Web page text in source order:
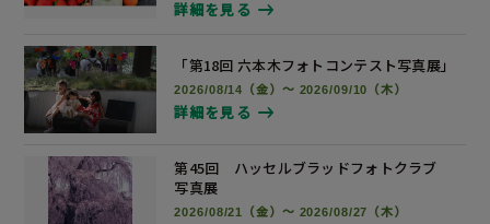
詳細を見る
「第18回 六本木フォトコンテスト写真展」
2026/08/14（金）～ 2026/09/10（木）
詳細を見る
第45回 ハッセルブラッドフォトクラブ
写真展
2026/08/21（金）～ 2026/08/27（木）